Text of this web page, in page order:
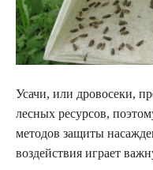
Усачи, или дровосеки,
лесных ресурсов,
методов защиты
воздействия играет